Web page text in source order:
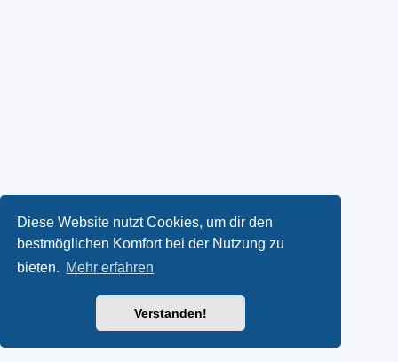
Diese Website nutzt Cookies, um dir den
bestmöglichen Komfort bei der Nutzung zu
bieten. Mehr erfahren
Verstanden!